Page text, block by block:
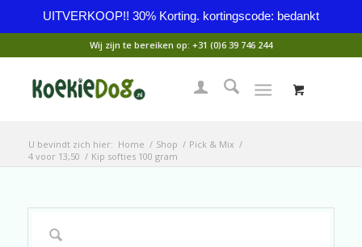
UITVERKOOP!! 30% Korting. kortingscode: bedankt
Wij zijn te bereiken op: +31 (0)6 39 746 244
U bevindt zich hier: Home / Shop / Pick & Mix /
4 voor 13,50 / Kip softies 100 gram